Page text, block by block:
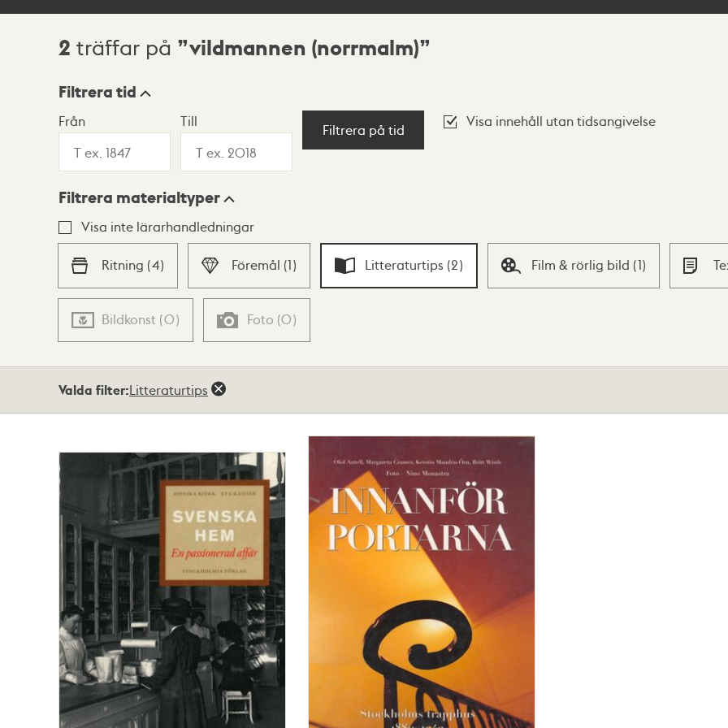
Sökresultat
2 träffar på vildmannen (norrmalm)
Visningsläge
Lista Karta
Filtrera tid
Från Till
Filtrera på tid
Visa innehåll utan tidsangivelse
Filtrera materialtyper
Visa inte lärarhandledningar
Ritning (4) Föremål (1) Litteraturtips (2) Film & rörlig bild (1)
Bildkonst (0) Foto (0)
Valda filter:Litteraturtips